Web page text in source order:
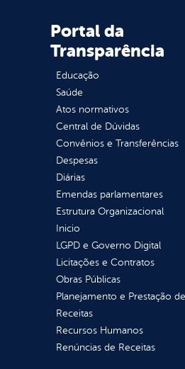
Portal da
Transparência
Educação
Saúde
Atos normativos
Central de Dúvidas
Convênios e Transferências
Despesas
Diárias
Emendas parlamentares
Estrutura Organizacional
Inicio
LGPD e Governo Digital
Licitações e Contratos
Obras Públicas
Planejamento e Prestação
Receitas
Recursos Humanos
Renúncias de Receitas